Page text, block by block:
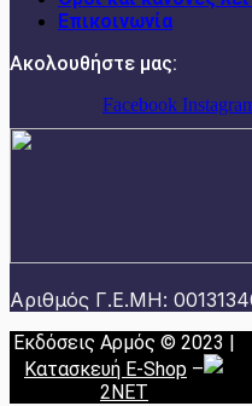
Επικοινωνία
Ακολουθήστε μας:
Facebook
Αριθμός Γ.Ε.ΜΗ:
Εκδόσεις Αρμός © 2023 |
Κατασκευή E-Shop –
2NET